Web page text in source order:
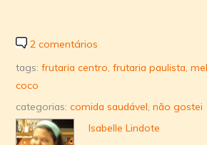
2 comentários
tags:frutaria centro ,frutaria paulista ,
coco
categorias:comida saudável ,não gostei
Isabelle Lindote